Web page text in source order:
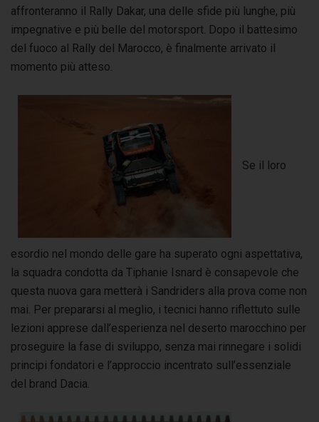
affronteranno il Rally Dakar, una delle sfide più lunghe, più
impegnative e più belle del motorsport. Dopo il battesimo
del fuoco al Rally del Marocco, è finalmente arrivato il
momento più atteso.
Se il loro
esordio nel mondo delle gare ha superato ogni aspettativa,
la squadra condotta da Tiphanie Isnard è consapevole che
questa nuova gara metterà i Sandriders alla prova come non
mai. Per prepararsi al meglio, i tecnici hanno riflettuto sulle
lezioni apprese dall’esperienza nel deserto marocchino per
proseguire la fase di sviluppo, senza mai rinnegare i solidi
principi fondatori e l’approccio incentrato sull’essenziale
del brand Dacia.